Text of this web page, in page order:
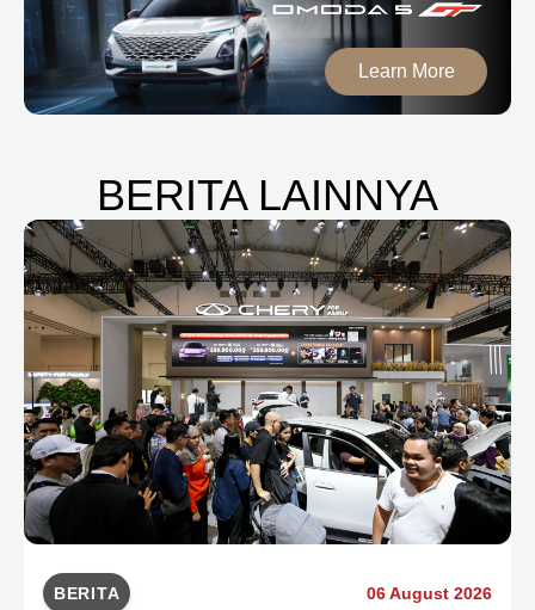
Learn More
BERITA LAINNYA
BERITA 06 August 2026